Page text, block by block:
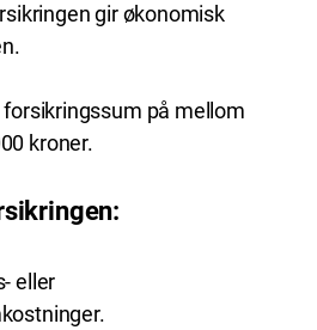
gir økonomisk
forsikringssum på mellom
kroner.
eller